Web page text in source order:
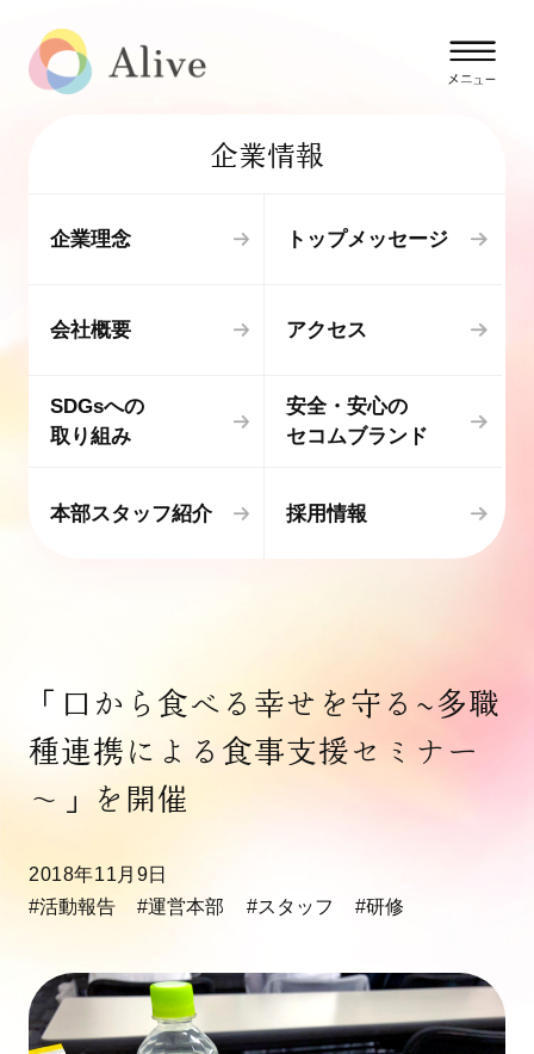
企業情報
企業理念 トップメッセージ
会社概要 アクセス
SDGsへの
取り組み
安全・安心の
セコムブランド
本部スタッフ紹介 採用情報
「口から食べる幸せを守る~多職
種連携による食事支援セミナー
～」を開催
2018年11月9日
#活動報告
#運営本部 #スタッフ #研修